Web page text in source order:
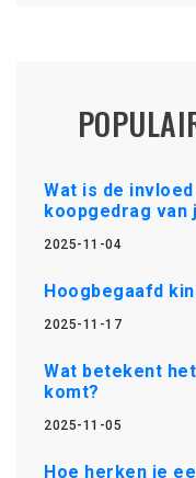
Wat is de
koopgedrag van
2025-11-04
Hoogbegaafd
2025-11-17
Wat betekent
komt?
2025-11-05
Hoe herken je